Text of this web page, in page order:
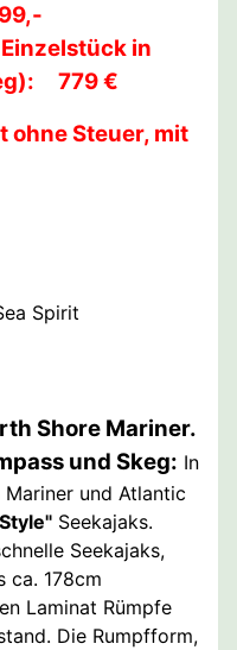
in
779 €
ohne Steuer, mit
Spirit
Shore Mariner.
und Skeg: In
Mariner und Atlantic
Seekajaks.
Seekajaks,
ca. 178cm
Laminat Rümpfe
Die Rumpfform,